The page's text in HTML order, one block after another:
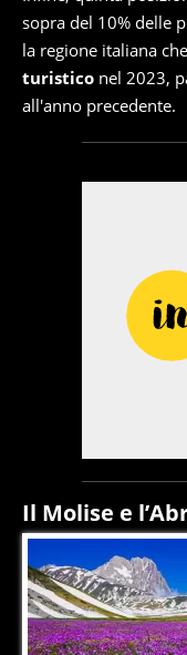
sopra del 10% delle
la regione italiana
turistico nel 2023,
all'anno precedente.
Il Molise e